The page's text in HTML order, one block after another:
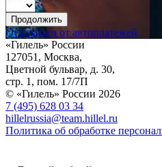
Продолжить
Отказаться от автоплатежей
«Гилель» России
127051, Москва,
Цветной бульвар, д. 30,
стр. 1, пом. 17/7П
© «Гилель» России 2026
7 (495) 628 03 34
hillelrussia@team.hillel.ru
Политика об обработке